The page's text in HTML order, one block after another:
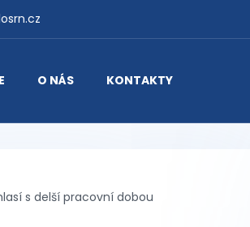
O NÁS KONTAKTY
s delší pracovní dobou